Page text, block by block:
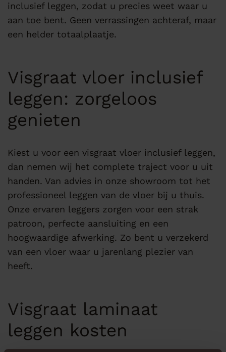
inclusief leggen, zodat u precies weet waar u
aan toe bent. Geen verrassingen achteraf, maar
een helder totaalplaatje.
Visgraat vloer inclusief
leggen: zorgeloos
genieten
Kiest u voor een visgraat vloer inclusief leggen,
dan nemen wij het complete traject voor u uit
handen. Van advies in onze showroom tot het
professioneel leggen van de vloer bij u thuis.
Onze ervaren leggers zorgen voor een strak
patroon, perfecte aansluiting en een
hoogwaardige afwerking. Zo bent u verzekerd
van een vloer waar u jarenlang plezier van
heeft.
Visgraat laminaat
leggen kosten